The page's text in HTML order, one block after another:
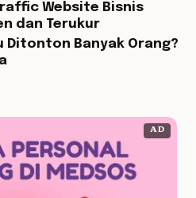
Website Bisnis
dan Terukur
Ditonton Banyak Orang?
AD